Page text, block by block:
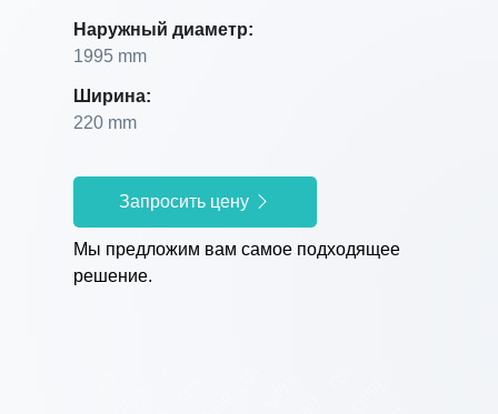
Наружный диаметр:
1995 mm
Ширина:
220 mm
Запросить цену
Мы предложим вам самое подходящее
решение.